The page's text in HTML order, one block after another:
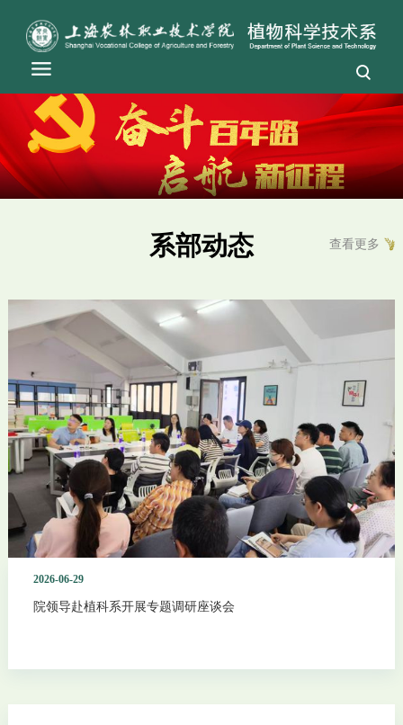
系部动态 查看更多
2026-06-29
院领导赴植科系开展专题调研座谈会